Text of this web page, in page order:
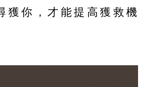
獲你，才能提高獲救機